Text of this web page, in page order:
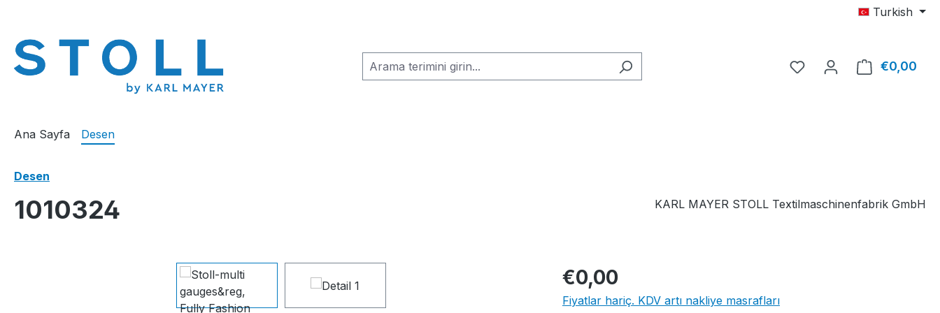
Turkish
0 istek listesi ürününüz
€0,00
Ana Sayfa Desen
Desen
1010324 KARL MAYER STOLL Textilmaschinenfabrik GmbH
€0,00
Fiyatlar hariç. KDV artı nakliye masrafları